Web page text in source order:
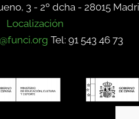
3 - 2º dcha - 28015
Localización
Tel: 91 543 46 73